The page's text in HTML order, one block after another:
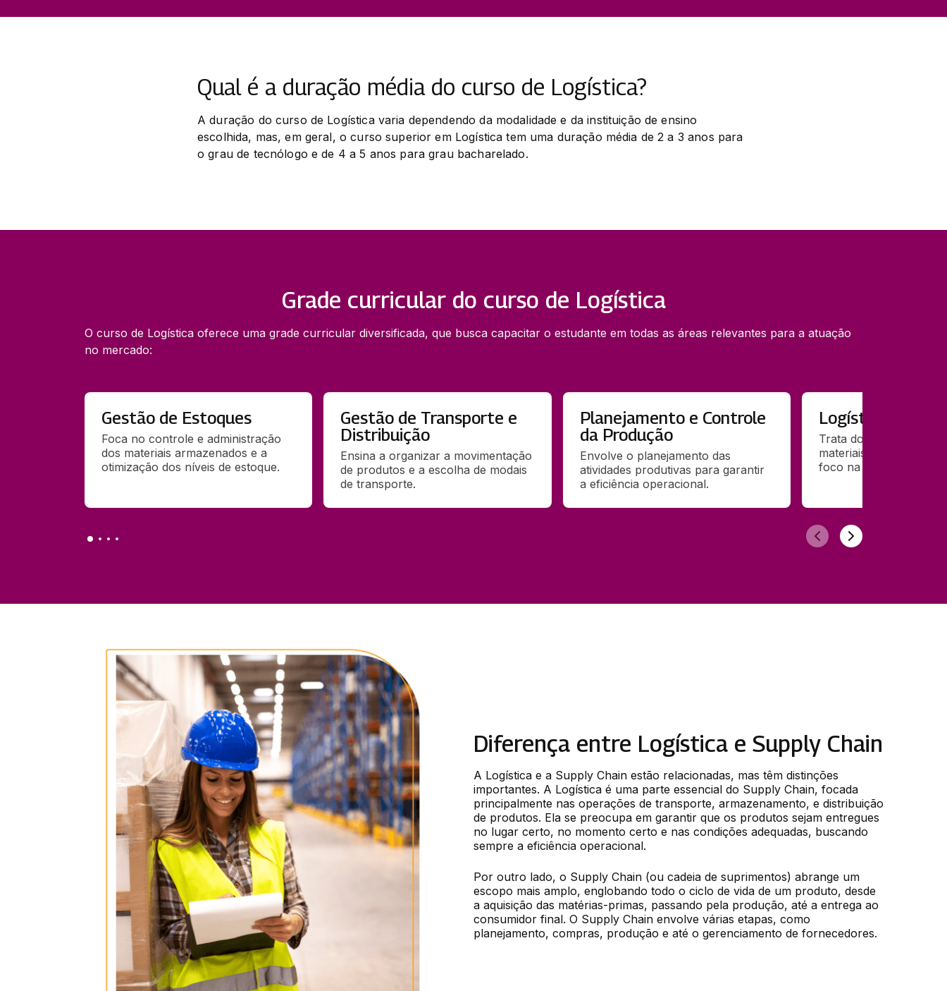
Qual é a duração média do curso de Logística?
A duração do curso de Logística varia dependendo da modalidade e da instituição de ensino
escolhida, mas, em geral, o curso superior em Logística tem uma duração média de 2 a 3 anos para
o grau de tecnólogo e de 4 a 5 anos para grau bacharelado.
Grade curricular do curso de Logística
O curso de Logística oferece uma grade curricular diversificada, que busca capacitar o estudante em todas as áreas relevantes para a atuação
no mercado:
Gestão de Estoques
Foca no controle e administração
dos materiais armazenados e a
otimização dos níveis de estoque.
Gestão de Transporte e
Distribuição
Ensina a organizar a movimentação
de produtos e a escolha de modais
de transporte.
Planejamento e Controle
da Produção
Envolve o planejamento das
atividades produtivas para garantir
a eficiência operacional.
Logística
Trata do retorno de
materiais no ciclo
foco na
Diferença entre Logística e Supply Chain
A Logística e a Supply Chain estão relacionadas, mas têm distinções
importantes. A Logística é uma parte essencial do Supply Chain, focada
principalmente nas operações de transporte, armazenamento, e distribuição
de produtos. Ela se preocupa em garantir que os produtos sejam entregues
no lugar certo, no momento certo e nas condições adequadas, buscando
sempre a eficiência operacional.
Por outro lado, o Supply Chain (ou cadeia de suprimentos) abrange um
escopo mais amplo, englobando todo o ciclo de vida de um produto, desde
a aquisição das matérias-primas, passando pela produção, até a entrega ao
consumidor final. O Supply Chain envolve várias etapas, como
planejamento, compras, produção e até o gerenciamento de fornecedores.